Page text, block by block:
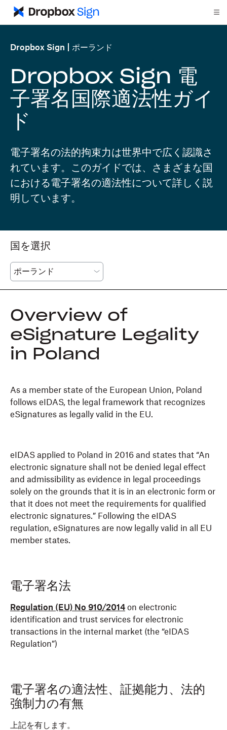
Dropbox Sign ポーランド
Dropbox Sign 電
子署名国際適法性ガイ
ド
電子署名の法的拘束力は世界中で広く認識さ
れています。このガイドでは、さまざまな国
における電子署名の適法性について詳しく説
明しています。
国を選択
Overview of
eSignature Legality
in Poland
As a member state of the European Union, Poland
follows eIDAS, the legal framework that recognizes
eSignatures as legally valid in the EU.
eIDAS applied to Poland in 2016 and states that “An
electronic signature shall not be denied legal effect
and admissibility as evidence in legal proceedings
solely on the grounds that it is in an electronic form or
that it does not meet the requirements for qualified
electronic signatures.” Following the eIDAS
regulation, eSignatures are now legally valid in all EU
member states.
電子署名法
Regulation (EU) No 910/2014 on electronic
identification and trust services for electronic
transactions in the internal market (the “eIDAS
Regulation”)
電子署名の適法性、証拠能力、法的
強制力の有無
上記を有します。